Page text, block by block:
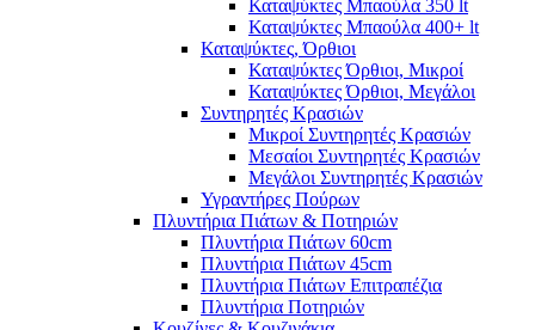
Καταψύκτες Μπαούλα 350 lt
Καταψύκτες Μπαούλα 400+ lt
Καταψύκτες, Όρθιοι
Καταψύκτες Όρθιοι, Μικροί
Καταψύκτες Όρθιοι, Μεγάλοι
Συντηρητές Κρασιών
Μικροί Συντηρητές Κρασιών
Μεσαίοι Συντηρητές Κρασιών
Μεγάλοι Συντηρητές Κρασιών
Υγραντήρες Πούρων
Πλυντήρια Πιάτων & Ποτηριών
Πλυντήρια Πιάτων 60cm
Πλυντήρια Πιάτων 45cm
Πλυντήρια Πιάτων Επιτραπέζια
Πλυντήρια Ποτηριών